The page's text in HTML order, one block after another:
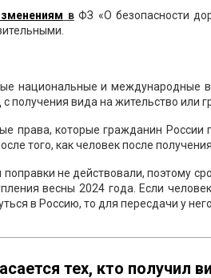
вФЗ «О безопасности
национальные и международные
с получения вида на жительство или
права, которые гражданин России
того, как человек после
не действовали, поэтому
весны 2024 года. Если
в Россию, то для пересдачи у
тех, кто получил